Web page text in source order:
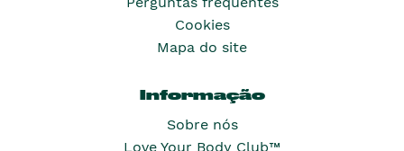
Cookies
Mapa do site
Informação
Sobre nós
Love Your Body Club™